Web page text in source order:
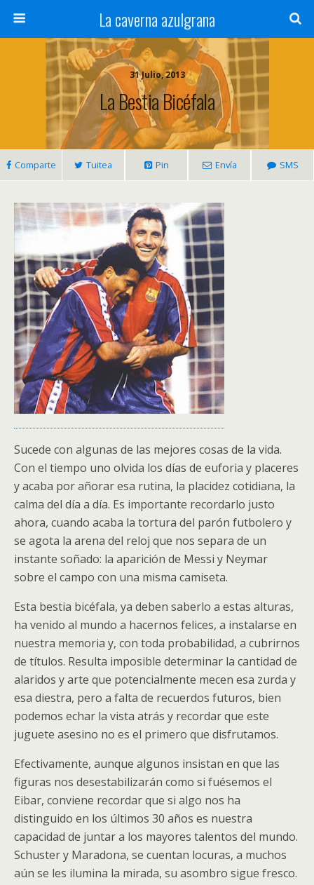
La caverna azulgrana
31 Julio, 2013
La Bestia Bicéfala
Comparte Tuitea Pin Envía SMS
Sucede con algunas de las mejores cosas de la vida.
Con el tiempo uno olvida los días de euforia y placeres
y acaba por añorar esa rutina, la placidez cotidiana, la
calma del día a día. Es importante recordarlo justo
ahora, cuando acaba la tortura del parón futbolero y
se agota la arena del reloj que nos separa de un
instante soñado: la aparición de Messi y Neymar
sobre el campo con una misma camiseta.
Esta bestia bicéfala, ya deben saberlo a estas alturas,
ha venido al mundo a hacernos felices, a instalarse en
nuestra memoria y, con toda probabilidad, a cubrirnos
de títulos. Resulta imposible determinar la cantidad de
alaridos y arte que potencialmente mecen esa zurda y
esa diestra, pero a falta de recuerdos futuros, bien
podemos echar la vista atrás y recordar que este
juguete asesino no es el primero que disfrutamos.
Efectivamente, aunque algunos insistan en que las
figuras nos desestabilizarán como si fuésemos el
Eibar, conviene recordar que si algo nos ha
distinguido en los últimos 30 años es nuestra
capacidad de juntar a los mayores talentos del mundo.
Schuster y Maradona, se cuentan locuras, a muchos
aún se les ilumina la mirada, su asombro sigue fresco.